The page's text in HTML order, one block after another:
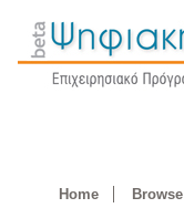
Home Browse